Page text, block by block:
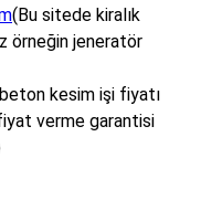
(Bu sitede kiralık
örneğin jeneratör
kesim işi fiyatı
verme garantisi